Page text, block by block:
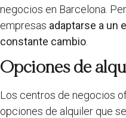
negocios en Barcelona.
empresas adaptarse a un
constante cambio
Opciones de
Los centros de negocios
opciones de alquiler que